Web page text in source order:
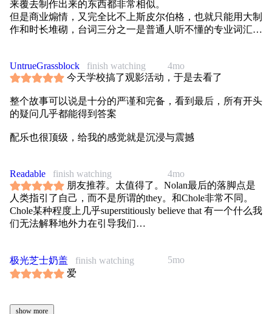
来覆去制作出来的东西都非常相似。
但是商业煽情，又完全比不上斯皮尔伯格，也就只能用大制
作和时长堆砌，台词三分之一是普通人听不懂的专业词汇
也非常勉强。
4mo
UntrueGrassblock
finish watching
今天学校搞了观影活动，于是去看了
整个故事可以说是十分的严谨和完备，看到最后，所有开头
的疑问几乎都能得到答案
配乐也很顶级，给我的感觉就是沉浸与震撼
4mo
Readable
finish watching
朋友推荐。太值得了。Nolan最后的落脚点是
人类指引了自己，而不是所谓的they。和Chole非常不同。
Chole某种程度上几乎superstitiously believe that 有一个什么我
们无法解释地外力在引导我们…
5mo
极光芝士奶盖
finish watching
爱
show more